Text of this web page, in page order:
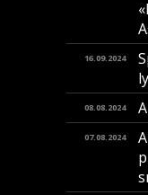
16.09.2024
08.08.2024
07.08.2024